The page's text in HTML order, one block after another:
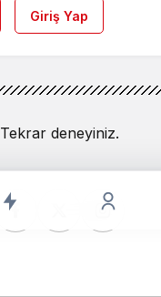
Giriş Yap
Tekrar deneyiniz.